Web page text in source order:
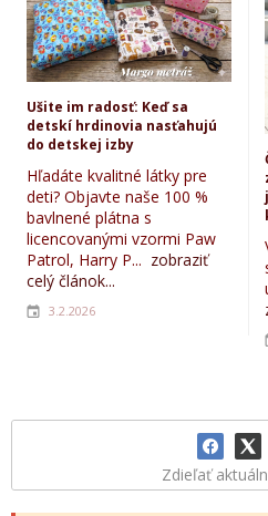
Zdieľať
Ušite im radosť: Keď sa
detskí hrdinovia nasťahujú
do detskej izby
Hľadáte kvalitné látky pre
deti? Objavte naše 100 %
bavlnené plátna s
licencovanými vzormi Paw
Patrol, Harry P... zobraziť
celý článok...
3.2.2026